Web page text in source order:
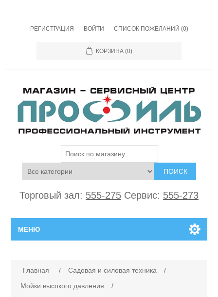
РЕГИСТРАЦИЯ ВОЙТИ СПИСОК ПОЖЕЛАНИЙ (0)
КОРЗИНА (0)
ПОИСК
Торговый зал: 555-275 Сервис: 555-273
МЕНЮ
Главная / Садовая и силовая техника
/
Мойки высокого давления
/